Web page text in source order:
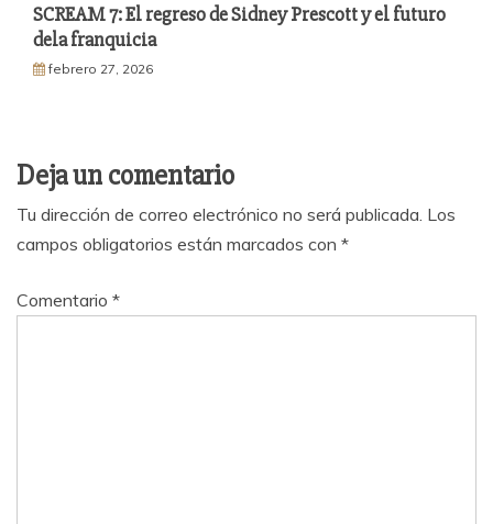
SCREAM 7: El regreso de Sidney Prescott y el futuro
dela franquicia
febrero 27, 2026
Deja un comentario
Tu dirección de correo electrónico no será publicada. Los
campos obligatorios están marcados con *
Comentario *